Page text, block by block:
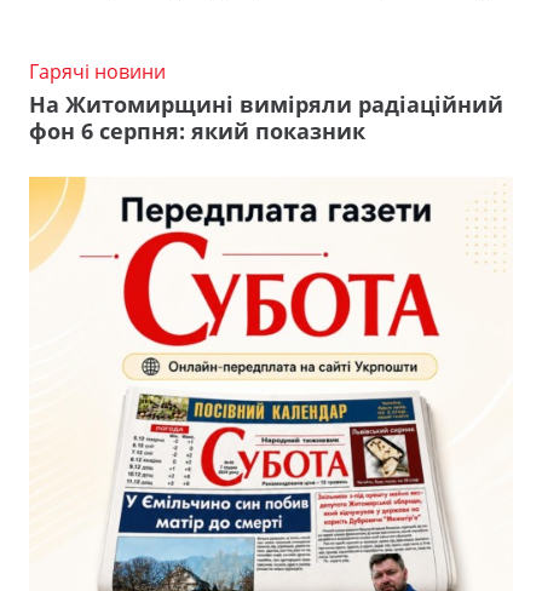
Гарячі новини
На Житомирщині виміряли радіаційний
фон 6 серпня: який показник